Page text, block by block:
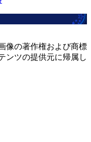
像の著作権および商標
ンツの提供元に帰属し